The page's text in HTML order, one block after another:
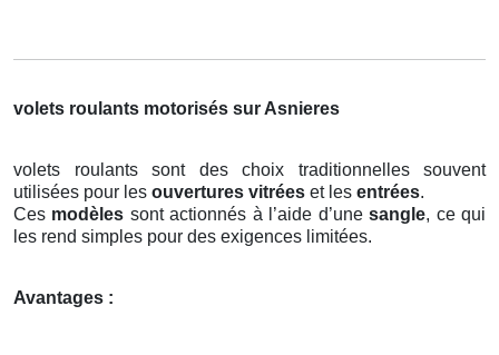
volets roulants motorisés sur Asnieres
volets roulants sont des choix traditionnelles souvent
utilisées pour les ouvertures vitrées et les entrées.
Ces modèles sont actionnés à l’aide d’unesangle, ce qui
les rend simples pour des exigences limitées.
Avantages :